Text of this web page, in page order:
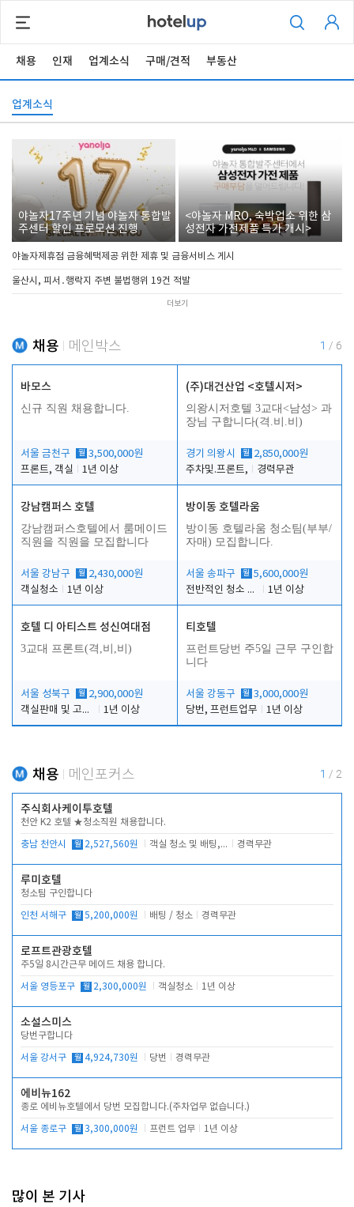
채용 인재 업계소식 구매/견적 부동산
업계소식
야놀자17주년 기념 야놀자 통합발
주센터 할인 프로모션 진행
<야놀자 MRO, 숙박업소 위한 삼
성전자 가전제품 특가 개시>
야놀자제휴점 금융혜택제공 위한 제휴 및 금융서비스 게시
울산시, 피서․행락지 주변 불법행위 19건 적발
더보기
채용 메인박스 1 / 6
바모스
신규 직원 채용합니다.
서울 금천구 월 3,500,000원
프론트, 객실
1년 이상
(주)대건산업 <호텔시저>
의왕시저호텔 3교대<남성> 과
장님 구합니다(격.비.비)
경기 의왕시 월 2,850,000원
주차및.프론트,
경력무관
강남캠퍼스 호텔
강남캠퍼스호텔에서 룸메이드
직원을 직원을 모집합니다
서울 강남구 월 2,430,000원
객실청소
1년 이상
방이동 호텔라움
방이동 호텔라움 청소팀(부부/
자매) 모집합니다.
서울 송파구 월 5,600,000원
전반적인 청소 업무(객실청소.객실정리)
1년 이상
호텔 디 아티스트 성신여대점
3교대 프론트(격,비,비)
서울 성북구 월 2,900,000원
객실판매 및 고객응대
1년 이상
티호텔
프런트당번 주5일 근무 구인합
니다
서울 강동구 월 3,000,000원
당번, 프런트업무
1년 이상
채용 메인포커스 1 / 2
주식회사케이투호텔
천안 K2 호텔 ★청소직원 채용합니다.
충남 천안시 월 2,527,560원 객실 청소 및 배팅, 주변 시설 청소 경력무관
루미호텔
청소팀 구인합니다
인천 서해구 월 5,200,000원 배팅 / 청소 경력무관
로프트관광호텔
주5일 8시간근무 메이드 채용 합니다.
서울 영등포구 월 2,300,000원 객실청소 1년 이상
소설스미스
당번구합니다
서울 강서구 월 4,924,730원 당번 경력무관
에비뉴162
종로 에비뉴호텔에서 당번 모집합니다.(주차업무 없습니다.)
서울 종로구 월 3,300,000원 프런트 업무 1년 이상
많이 본 기사